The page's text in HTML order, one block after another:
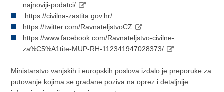
najnoviji-podatci/
https://civilna-zastita.gov.hr/
https://twitter.com/RavnateljstvoCZ
https://www.facebook.com/Ravnateljstvo-civilne-
za%C5%A1tite-MUP-RH-112341947028373/
Ministarstvo vanjskih i europskih poslova izdalo je preporuke za
putovanje kojima se građane poziva na oprez i detaljnije